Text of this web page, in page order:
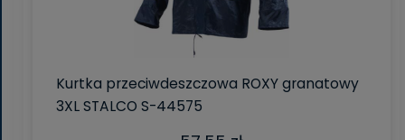
Kurtka przeciwdeszczowa ROXY granatowy
3XL STALCO S-44575